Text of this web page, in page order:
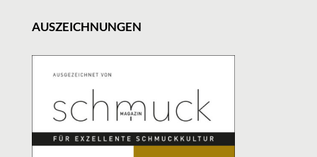
AUSZEICHNUNGEN